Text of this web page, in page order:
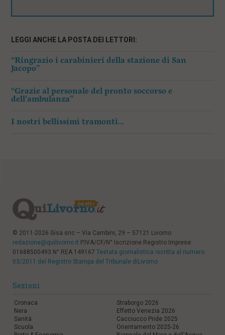
LEGGI ANCHE LA POSTA DEI LETTORI:
“Ringrazio i carabinieri della stazione di San
Jacopo”
“Grazie al personale del pronto soccorso e
dell’ambulanza”
I nostri bellissimi tramonti…
© 2011-2026 Gisa snc – Via Cambini, 29 – 57121 Livorno
redazione@quilivorno.it P.IVA/CF/N° Iscrizione Registro Imprese:
01688500493 N° REA 149167 Testata giornalistica iscritta al numero
03/2011 del Registro Stampa del Tribunale diLivorno
Sezioni
Cronaca
Nera
Sanità
Scuola
Straborgo 2026
Effetto Venezia 2026
Cacciucco Pride 2025
Orientamento 2025-26